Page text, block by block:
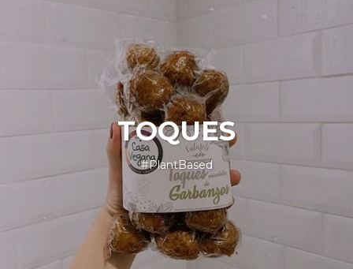
TOQUES
#PlantBased